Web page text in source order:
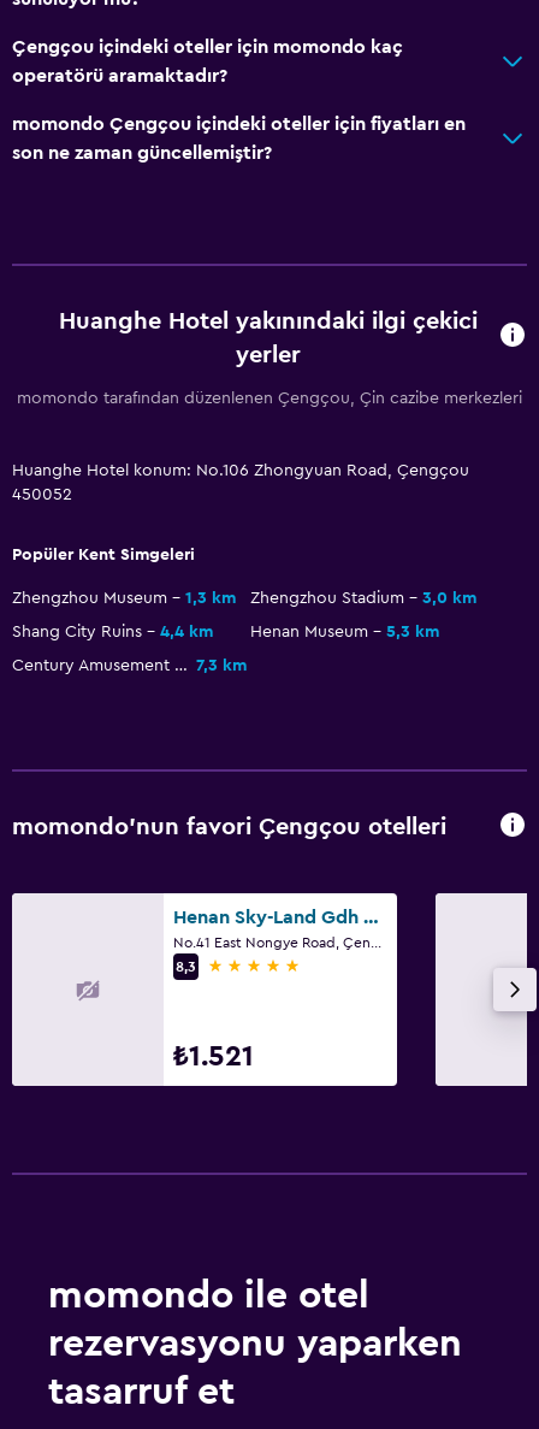
Çengçou içindeki oteller için momondo kaç
operatörü aramaktadır?
momondo Çengçou içindeki oteller için fiyatları en
son ne zaman güncellemiştir?
Huanghe Hotel yakınındaki ilgi çekici
yerler
momondo tarafından düzenlenen Çengçou, Çin cazibe merkezleri
Huanghe Hotel konum: No.106 Zhongyuan Road, Çengçou
450052
Popüler Kent Simgeleri
Zhengzhou Museum 1,3 km Zhengzhou Stadium
3,0 km
Shang City Ruins
4,4 km Henan Museum
5,3 km
Century Amusement Park 7,3 km
momondo'nun favori Çengçou otelleri
Henan Sky-Land Gdh Hotel
8,3
5 yıldız
₺1.521
momondo ile otel
rezervasyonu yaparken
tasarruf et